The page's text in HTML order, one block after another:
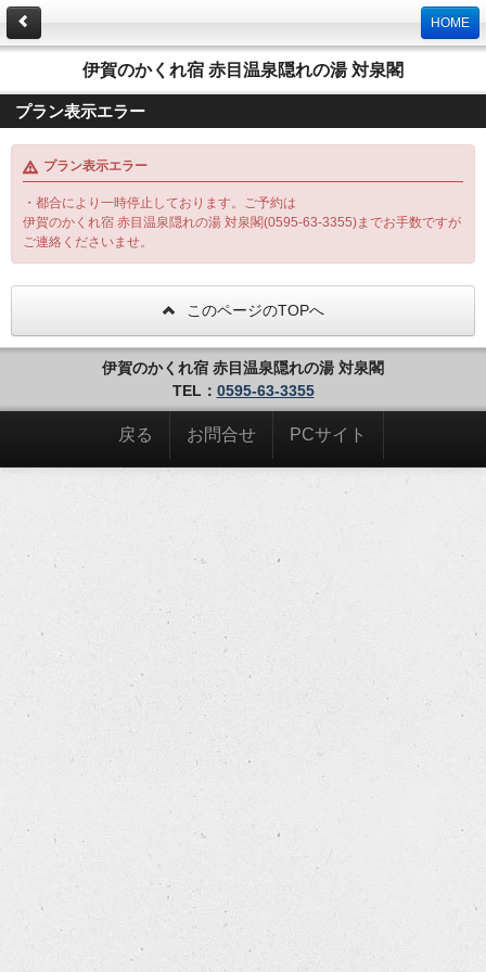
HOME
伊賀のかくれ宿 赤目温泉隠れの湯 対泉閣
プラン表示エラー
プラン表示エラー
・都合により一時停止しております。ご予約は
伊賀のかくれ宿 赤目温泉隠れの湯 対泉閣(0595-63-3355)までお手数ですが
ご連絡くださいませ。
このページのTOPへ
伊賀のかくれ宿 赤目温泉隠れの湯 対泉閣
TEL： 0595-63-3355
戻る お問合せ PCサイト